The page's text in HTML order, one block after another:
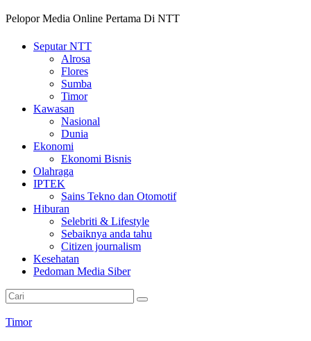
Pelopor Media Online Pertama Di NTT
Seputar NTT
Alrosa
Flores
Sumba
Timor
Kawasan
Nasional
Dunia
Ekonomi
Ekonomi Bisnis
Olahraga
IPTEK
Sains Tekno dan Otomotif
Hiburan
Selebriti & Lifestyle
Sebaiknya anda tahu
Citizen journalism
Kesehatan
Pedoman Media Siber
Timor